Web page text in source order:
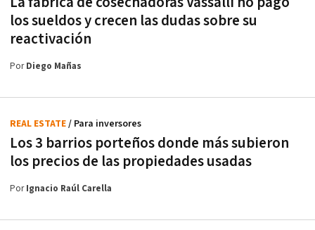
los sueldos y crecen las dudas sobre su
reactivación
PorDiego Mañas
Los 3 barrios porteños donde más subieron
los precios de las propiedades usadas
REAL ESTATE/ Para inversores
PorIgnacio Raúl Carella